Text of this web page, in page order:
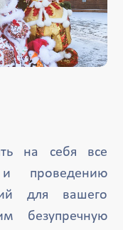
на себя все
проведению
для вашего
безупречную